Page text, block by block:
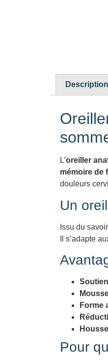
Description
L’oreiller
mémoire de
douleurs
Un
Issu du
Il s’adapte
Forme
Pour